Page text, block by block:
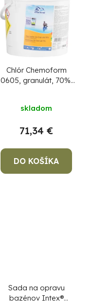
Chlór Chemoform
0605, granulát, 70%,
skladom
71,34 €
DO KOŠÍKA
Sada na opravu
bazénov Intex®